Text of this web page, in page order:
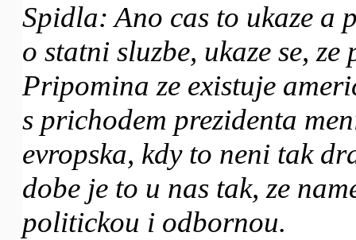
Spidla: Ano cas to ukaze a
o statni sluzbe, ukaze se,
Pripomina ze existuje
s prichodem prezidenta
evropska, kdy to neni tak
dobe je to u nas tak, ze
politickou i odbornou.